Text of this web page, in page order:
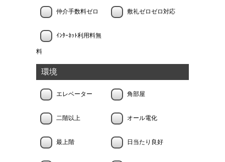
仲介手数料ゼロ 敷礼ゼロゼロ対応
ｲﾝﾀｰﾈｯﾄ利用料無
料
環境
エレベーター 角部屋
二階以上 オール電化
最上階 日当たり良好